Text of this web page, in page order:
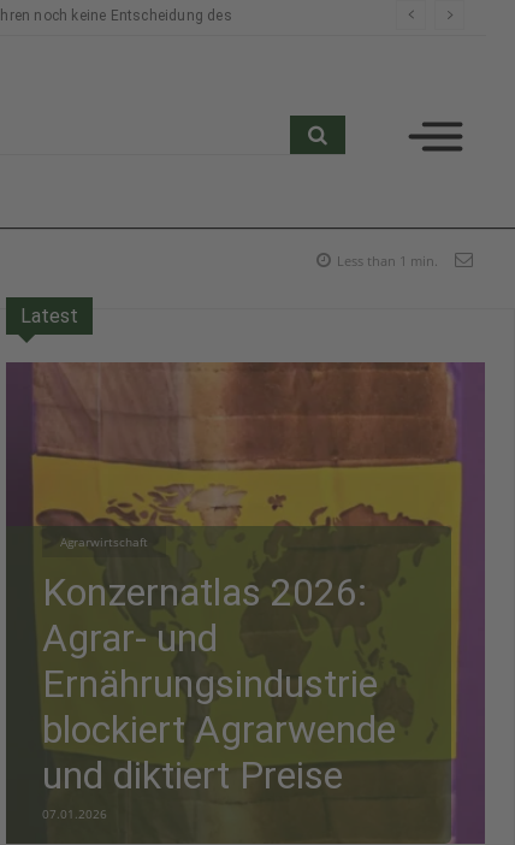
noch keine Entscheidung des
Less than 1 min.
Latest
Agrarwirtschaft
Konzernatlas 2026:
Agrar- und
Ernährungsindustrie
blockiert Agrarwende
und diktiert Preise
07.01.2026